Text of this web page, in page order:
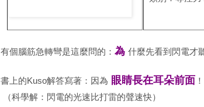
有個腦筋急轉彎是這麼問的： 為 什麼先看到閃電才
書上的Kuso解答寫著：因為 眼睛長在耳朵前面 ！
（科學解：閃電的光速比打雷的聲速快）